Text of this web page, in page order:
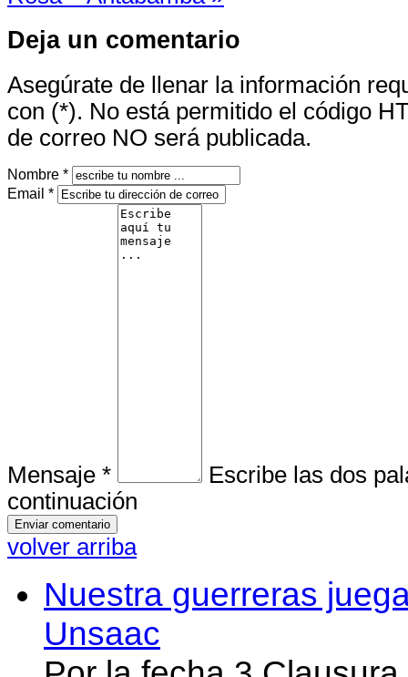
Deja un comentario
Asegúrate de llenar la información
con (*). No está permitido el código
de correo NO será publicada.
Nombre *
Email *
Mensaje *
Escribe las dos
continuación
volver arriba
Nuestra guerreras
Unsaac